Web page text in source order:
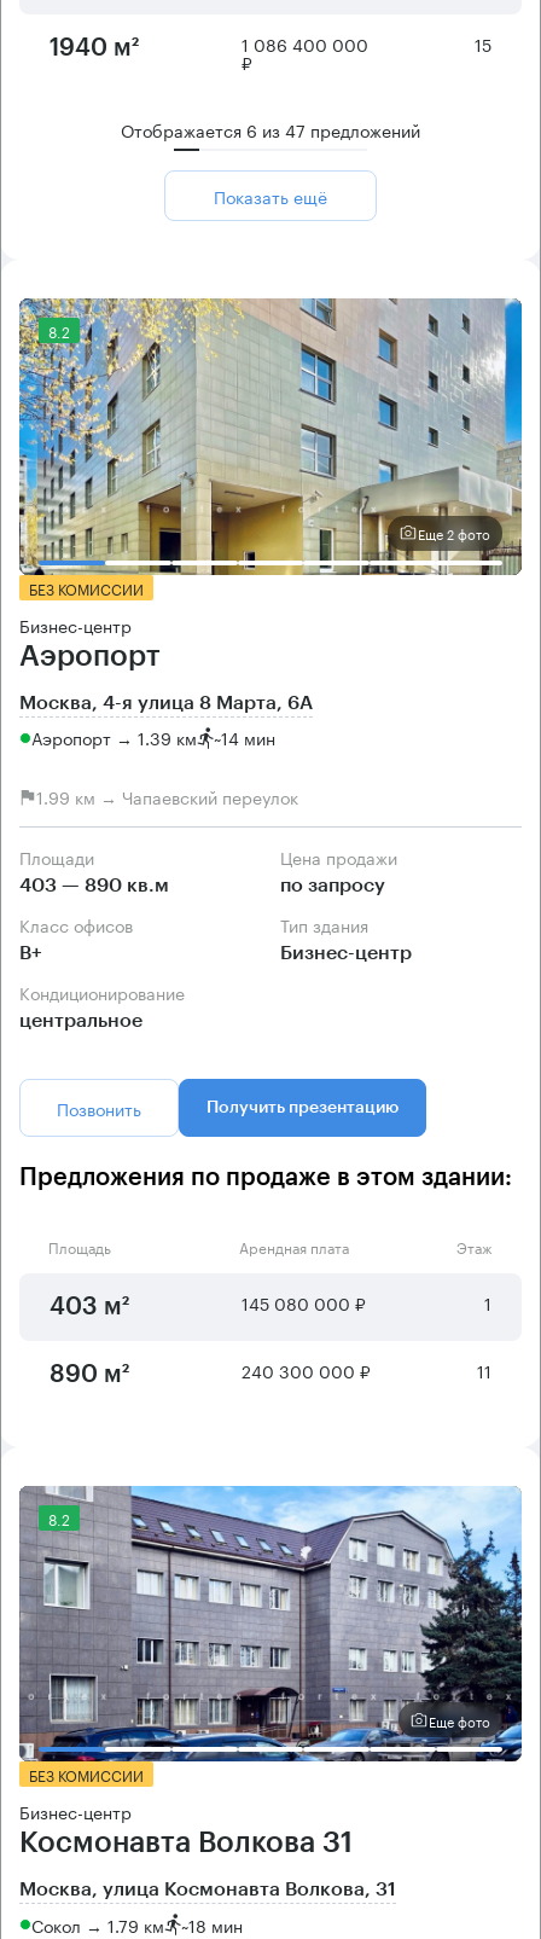
1940 м² 1 086 400 000
₽
15
Отображается 6 из47 предложений
Показать ещё
8.2
Еще 2 фото
БЕЗ КОМИССИИ
Бизнес-центр
Аэропорт
Москва, 4-я улица 8 Марта, 6А
Аэропорт → 1.39 км ~14 мин
1.99 км → Чапаевский переулок
Площади
403 — 890 кв.м
Цена продажи
по запросу
Класс офисов
B+
Тип здания
Бизнес-центр
Кондиционирование
центральное
Позвонить Получить презентацию
Предложения по продаже в этом здании:
Площадь Арендная плата Этаж
403 м² 145 080 000 ₽ 1
890 м² 240 300 000 ₽ 11
8.2
Еще фото
БЕЗ КОМИССИИ
Бизнес-центр
Космонавта Волкова 31
Москва, улица Космонавта Волкова, 31
Сокол → 1.79 км ~18 мин